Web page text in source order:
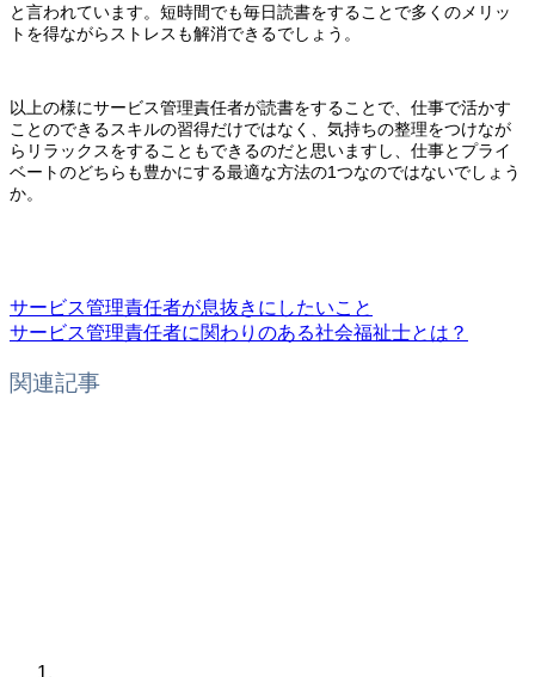
と言われています。短時間でも毎日読書をすることで多くのメリッ
トを得ながらストレスも解消できるでしょう。
以上の様にサービス管理責任者が読書をすることで、仕事で活かす
ことのできるスキルの習得だけではなく、気持ちの整理をつけなが
らリラックスをすることもできるのだと思いますし、仕事とプライ
ベートのどちらも豊かにする最適な方法の1つなのではないでしょう
か。
サービス管理責任者が息抜きにしたいこと
サービス管理責任者に関わりのある社会福祉士とは？
関連記事